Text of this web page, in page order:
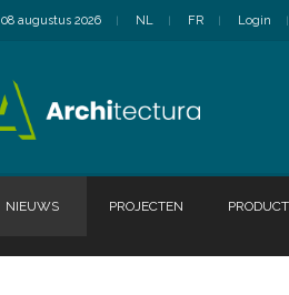
08 augustus 2026 NL FR Login
NIEUWS PROJECTEN